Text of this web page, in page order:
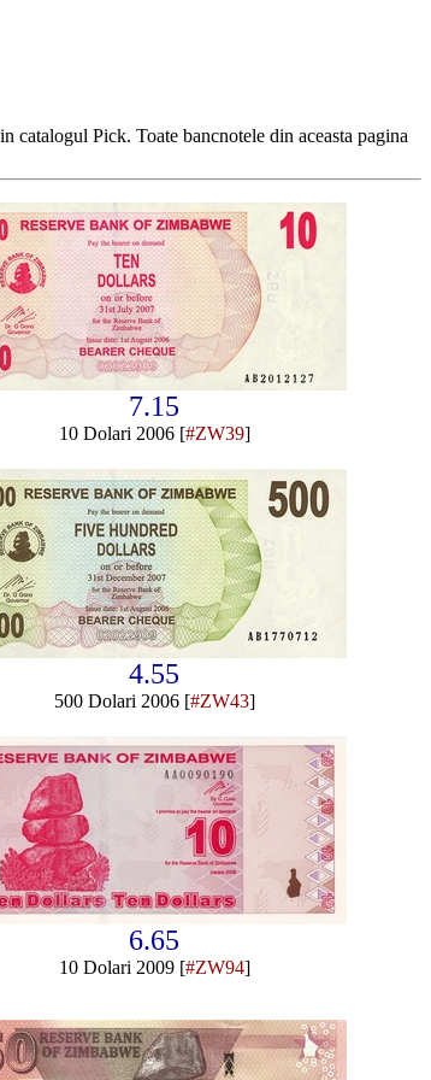
catalogul Pick. Toate bancnotele din aceasta pagina
7.15
10 Dolari 2006 [#ZW39]
4.55
500 Dolari 2006 [#ZW43]
6.65
10 Dolari 2009 [#ZW94]